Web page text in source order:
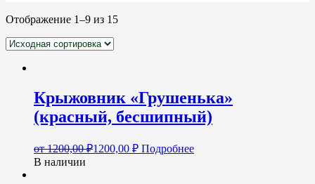
Отображение 1–9 из 15
Крыжовник «Грушенька»
(красный, бесшипный)
от1200,00₽1200,00 ₽ Подробнее
В наличии